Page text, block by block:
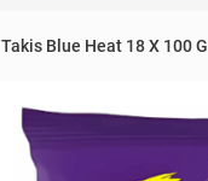
Takis Blue Heat 18 X 100 G